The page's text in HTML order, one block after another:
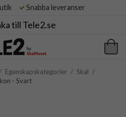
Snabba leveranser
till Tele2.se
/ Egenskapskategorier / Skal /
- Svart